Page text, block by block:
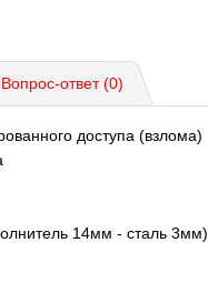
Вопрос-ответ(0)
доступа (взлома)
14мм - сталь 3мм)